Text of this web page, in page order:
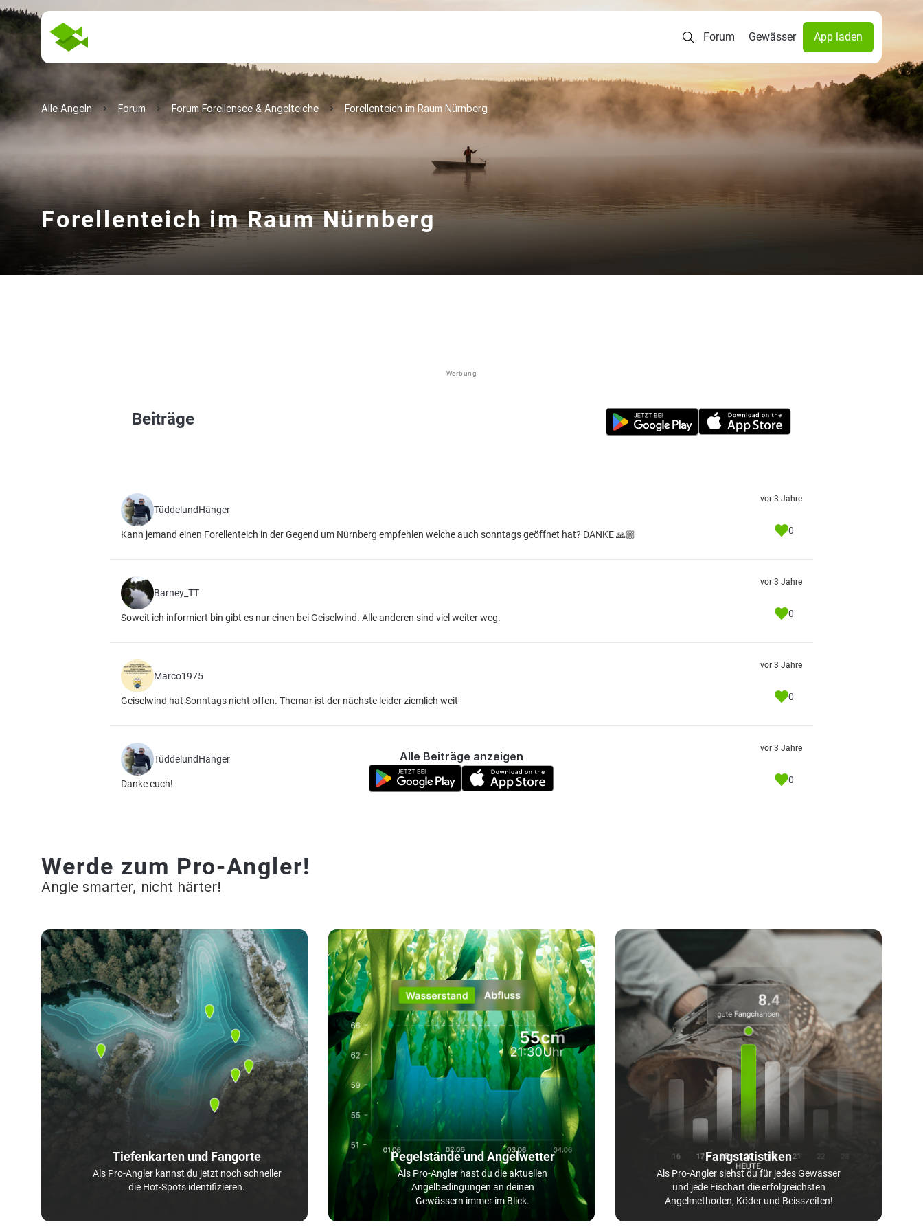
Forum Gewässer App laden
Alle Angeln Forum Forum Forellensee & Angelteiche Forellenteich im Raum Nürnberg
Forellenteich im Raum Nürnberg
Werbung
Beiträge
TüddelundHänger
Kann jemand einen Forellenteich in der Gegend um Nürnberg empfehlen welche auch sonntags geöffnet hat? DANKE 🙏🏼
vor 3 Jahre
0
Barney_TT
Soweit ich informiert bin gibt es nur einen bei Geiselwind. Alle anderen sind viel weiter weg.
vor 3 Jahre
0
Marco1975
Geiselwind hat Sonntags nicht offen. Themar ist der nächste leider ziemlich weit
vor 3 Jahre
0
TüddelundHänger
Danke euch!
vor 3 Jahre
0
Alle Beiträge anzeigen
Werde zum Pro-Angler!
Angle smarter, nicht härter!
Tiefenkarten und Fangorte
Als Pro-Angler kannst du jetzt noch schneller
die Hot-Spots identifizieren.
Pegelstände und Angelwetter
Als Pro-Angler hast du die aktuellen
Angelbedingungen an deinen
Gewässern immer im Blick.
Fangstatistiken
Als Pro-Angler siehst du für jedes Gewässer
und jede Fischart die erfolgreichsten
Angelmethoden, Köder und Beisszeiten!